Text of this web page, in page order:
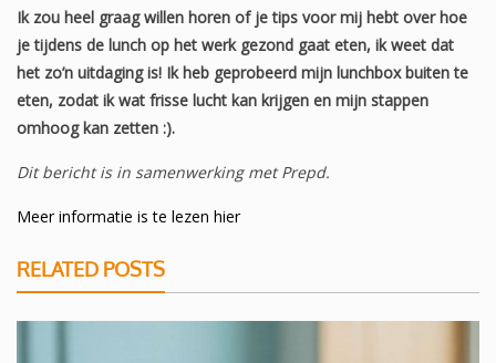
Ik zou heel graag willen horen of je tips voor mij hebt over hoe
je tijdens de lunch op het werk gezond gaat eten, ik weet dat
het zo’n uitdaging is! Ik heb geprobeerd mijn lunchbox buiten te
eten, zodat ik wat frisse lucht kan krijgen en mijn stappen
omhoog kan zetten :).
Dit bericht is in samenwerking met Prepd.
Meer informatie is te lezen hier
RELATED POSTS